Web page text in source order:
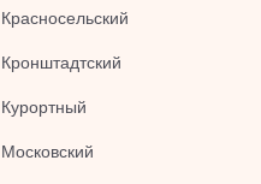
Красносельский
Кронштадтский
Курортный
Московский